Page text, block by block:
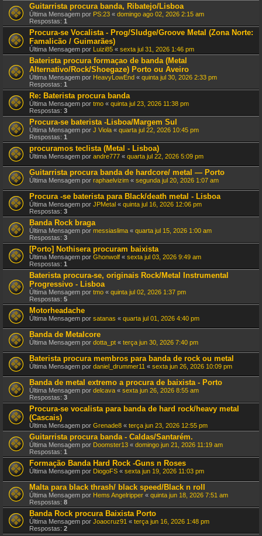
Guitarrista procura banda, Ribatejo/Lisboa
Última Mensagem por PS:23 « domingo ago 02, 2026 2:15 am
Respostas: 1
Procura-se Vocalista - Prog/Sludge/Groove Metal (Zona Norte:
Famalicão / Guimarães)
Última Mensagem por Luizi85 « sexta jul 31, 2026 1:46 pm
Baterista procura formaçao de banda (Metal
Alternativo/Rock/Shoegaze) Porto ou Aveiro
Última Mensagem por HeavyLowEnd « quinta jul 30, 2026 2:33 pm
Respostas: 1
Re: Baterista procura banda
Última Mensagem por tmo « quinta jul 23, 2026 11:38 pm
Respostas: 3
Procura-se baterista -Lisboa/Margem Sul
Última Mensagem por J Viola « quarta jul 22, 2026 10:45 pm
Respostas: 1
procuramos teclista (Metal - Lisboa)
Última Mensagem por andre777 « quarta jul 22, 2026 5:09 pm
Guitarrista procura banda de hardcore/ metal — Porto
Última Mensagem por raphaelvizim « segunda jul 20, 2026 1:07 am
Procura -se baterista para Black/death metal - Lisboa
Última Mensagem por JPMetal « quinta jul 16, 2026 12:06 pm
Respostas: 3
Banda Rock braga
Última Mensagem por messiaslima « quarta jul 15, 2026 1:00 am
Respostas: 3
[Porto] Nothisera procuram baixista
Última Mensagem por Ghonwolf « sexta jul 03, 2026 9:49 am
Respostas: 1
Baterista procura-se, originais Rock/Metal Instrumental
Progressivo - Lisboa
Última Mensagem por tmo « quinta jul 02, 2026 1:37 pm
Respostas: 5
Motorheadache
Última Mensagem por satanas « quarta jul 01, 2026 4:40 pm
Banda de Metalcore
Última Mensagem por dotta_pt « terça jun 30, 2026 7:40 pm
Baterista procura membros para banda de rock ou metal
Última Mensagem por daniel_drummer11 « sexta jun 26, 2026 10:09 pm
Banda de metal extremo a procura de baixista - Porto
Última Mensagem por delcava « sexta jun 26, 2026 8:55 am
Respostas: 3
Procura-se vocalista para banda de hard rock/heavy metal
(Cascais)
Última Mensagem por Grenade8 « terça jun 23, 2026 12:55 pm
Guitarrista procura banda - Caldas/Santarém.
Última Mensagem por Doomster13 « domingo jun 21, 2026 11:19 am
Respostas: 1
Formação Banda Hard Rock -Guns n Roses
Última Mensagem por DiogoFS « sexta jun 19, 2026 11:03 pm
Malta para black thrash/ black speed/Black n roll
Última Mensagem por Hems Angelripper « quinta jun 18, 2026 7:51 am
Respostas: 8
Banda Rock procura Baixista Porto
Última Mensagem por Joaocruz91 « terça jun 16, 2026 1:48 pm
Respostas: 2